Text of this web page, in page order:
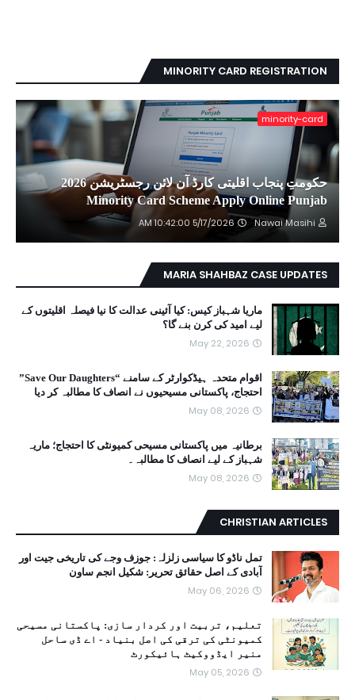
MINORITY CARD REGISTRATION
minority-card
حکومتِ پنجاب اقلیتی کارڈ آن لائن رجسٹریشن 2026
Minority Card Scheme Apply Online Punjab
Nawai Masihi
5/17/2026 10:42:00 AM
MARIA SHAHBAZ CASE UPDATES
ماریا شہباز کیس: کیا آئینی عدالت کا نیا فیصلہ اقلیتوں کے
لیے امید کی کرن بنے گا؟
May 22, 2026
اقوام متحدہ ہیڈکوارٹر کے سامنے “Save Our Daughters”
احتجاج، پاکستانی مسیحیوں نے انصاف کا مطالبہ کر دیا
May 08, 2026
برطانیہ میں پاکستانی مسیحی کمیونٹی کا احتجاج؛ ماریہ
شہباز کے لیے انصاف کا مطالبہ۔
May 08, 2026
CHRISTIAN ARTICLES
تمل ناڈو کا سیاسی زلزلہ: جوزف وجے کی تاریخی جیت اور
آبادی کے اصل حقائق تحریر: شکیل انجم ساون
May 06, 2026
تعلیم، تربیت اور کردار سازی: پاکستانی مسیحی
کمیونٹی کی ترقی کی اصل بنیاد - اے ڈی ساحل
منیر ایڈووکیٹ ہائیکورٹ
May 05, 2026